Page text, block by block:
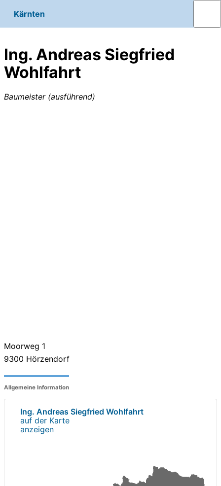
Kärnten
Ing. Andreas Siegfried
Wohlfahrt
Baumeister (ausführend)
Moorweg 1
9300 Hörzendorf
Allgemeine Information
Ing. Andreas Siegfried Wohlfahrt
auf der Karte
anzeigen